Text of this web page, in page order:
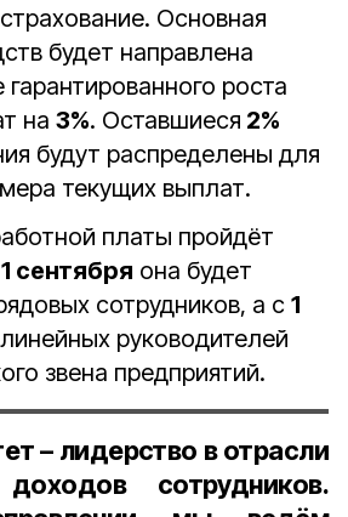
Основная
будет направлена
роста
на 3%. Оставшиеся 2%
будут распределены для
текущих выплат.
платы пройдёт
1 сентября она будет
сотрудников, а с 1
руководителей
звена предприятий.
– лидерство в отрасли
сотрудников.